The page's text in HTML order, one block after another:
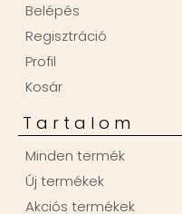
Belépés
Regisztráció
Profil
Kosár
Tartalom
Minden termék
Új termékek
Akciós termékek